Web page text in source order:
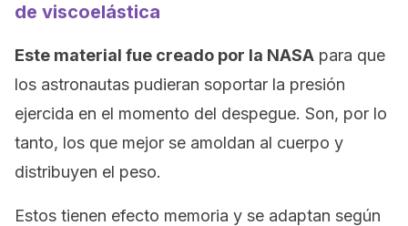
de viscoelástica
Este material fue creado por la NASA para que
los astronautas pudieran soportar la presión
ejercida en el momento del despegue. Son, por lo
tanto, los que mejor se amoldan al cuerpo y
distribuyen el peso.
Estos tienen efecto memoria y se adaptan según